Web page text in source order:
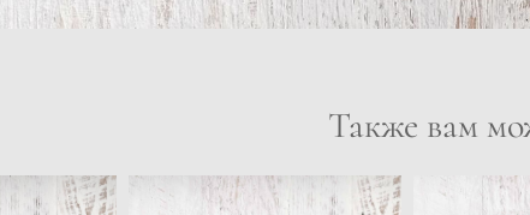
Также вам